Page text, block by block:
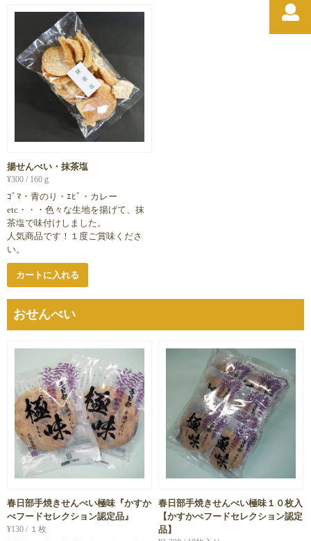
揚せんべい・抹茶塩
¥300 / 160ｇ
ｺﾞﾏ・青のり・ｴﾋﾞ・カレー
etc・・・色々な生地を揚げて、抹
茶塩で味付けしました。
人気商品です！１度ご賞味くださ
い。
カートに入れる
おせんべい
春日部手焼きせんべい極味『かすか
べフードセレクション認定品』
¥130 / １枚
春日部手焼きせんべい極味１０枚入
【かすかべフードセレクション認定
品】